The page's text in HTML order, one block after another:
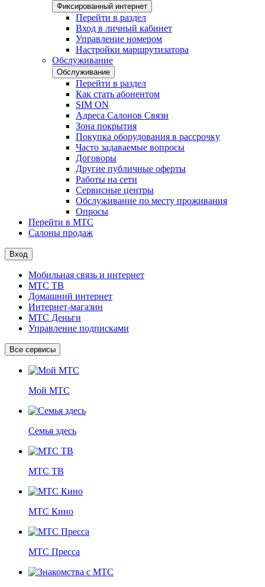
Фиксированный интернет
Перейти в раздел
Вход в личный кабинет
Управление номером
Настройки маршрутизатора
Обслуживание
Обслуживание
Перейти в раздел
Как стать абонентом
SIM ON
Адреса Салонов Связи
Зона покрытия
Покупка оборудования в рассрочку
Часто задаваемые вопросы
Договоры
Другие публичные оферты
Работы на сети
Сервисные центры
Обслуживание по месту проживания
Опросы
Перейти в МТС
Салоны продаж
Вход
Мобильная связь и интернет
МТС ТВ
Домашний интернет
Интернет-магазин
МТС Деньги
Управление подписками
Все сервисы
Мой МТС
Семья здесь
МТС ТВ
МТС Кино
МТС Пресса